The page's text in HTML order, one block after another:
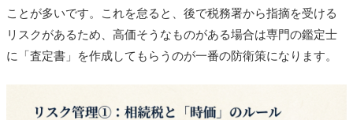
ことが多いです。これを怠ると、後で税務署から指摘を受ける
リスクがあるため、高価そうなものがある場合は専門の鑑定士
に「査定書」を作成してもらうのが一番の防衛策になります。